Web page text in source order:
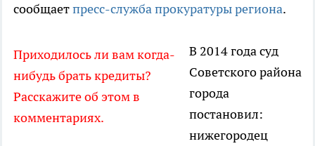
сообщаетпресс-служба прокуратуры региона.
Приходилось ли вам когда-
нибудь брать кредиты?
Расскажите об этом в
комментариях.
В 2014 года суд
Советского района
города
постановил:
нижегородец